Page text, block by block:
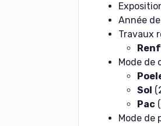
Année
Travaux
Mode de
Sol
Pac
Mode de